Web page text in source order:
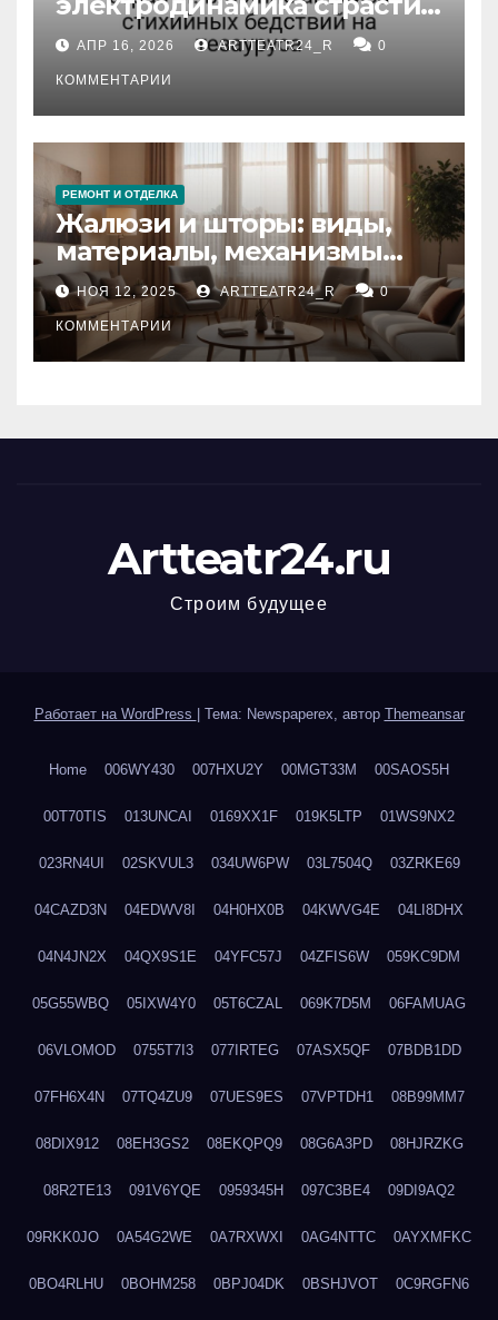
влияние анализа
стихийных бедствий на
тезауруса
АПР 16, 2026 ARTTEATR24_R 0
КОММЕНТАРИИ
РЕМОНТ И ОТДЕЛКА
Жалюзи и шторы: виды,
материалы, механизмы
управления и уход
НОЯ 12, 2025 ARTTEATR24_R 0
КОММЕНТАРИИ
Artteatr24.ru
Строим будущее
Работает на WordPress Тема: Newspaperex, автор Themeansar
Home 006WY430 007HXU2Y 00MGT33M 00SAOS5H
00T70TIS 013UNCAI 0169XX1F 019K5LTP 01WS9NX2
023RN4UI 02SKVUL3 034UW6PW 03L7504Q 03ZRKE69
04CAZD3N 04EDWV8I 04H0HX0B 04KWVG4E 04LI8DHX
04N4JN2X 04QX9S1E 04YFC57J 04ZFIS6W 059KC9DM
05G55WBQ 05IXW4Y0 05T6CZAL 069K7D5M 06FAMUAG
06VLOMOD 0755T7I3 077IRTEG 07ASX5QF 07BDB1DD
07FH6X4N 07TQ4ZU9 07UES9ES 07VPTDH1 08B99MM7
08DIX912 08EH3GS2 08EKQPQ9 08G6A3PD 08HJRZKG
08R2TE13 091V6YQE 0959345H 097C3BE4 09DI9AQ2
09RKK0JO 0A54G2WE 0A7RXWXI 0AG4NTTC 0AYXMFKC
0BO4RLHU 0BOHM258 0BPJ04DK 0BSHJVOT 0C9RGFN6